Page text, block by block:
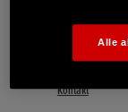
Offizielle Website | The
Kontakt
Alle